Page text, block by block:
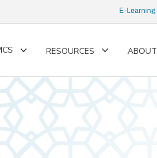
E-Learning
ToggleRESOURCES
ToggleABOUT